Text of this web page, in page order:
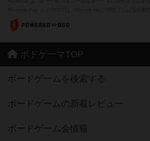
ボドゲーマTOP
ボードゲームを検索する
ボードゲームの新着レビュー
ボードゲーム会情報